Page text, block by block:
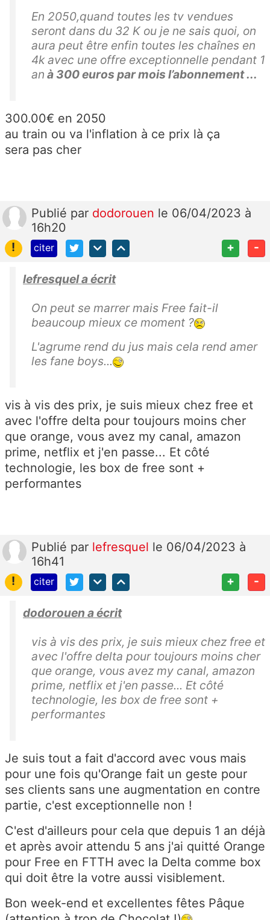
En 2050,quand toutes les tv vendues
seront dans du 32 K ou je ne sais quoi, on
aura peut être enfin toutes les chaînes en
4k avec une offre exceptionnelle pendant 1
an à 300 euros par mois l’abonnement ...
300.00€ en 2050
au train ou va l'inflation à ce prix là ça
sera pas cher
Publié par dodorouen le 06/04/2023 à
16h20
!
citer + -
lefresquel a écrit
On peut se marrer mais Free fait-il
beaucoup mieux ce moment ?
L'agrume rend du jus mais cela rend amer
les fane boys...
vis à vis des prix, je suis mieux chez free et
avec l'offre delta pour toujours moins cher
que orange, vous avez my canal, amazon
prime, netflix et j'en passe... Et côté
technologie, les box de free sont +
performantes
Publié par lefresquel le 06/04/2023 à
16h41
!
citer + -
dodorouen a écrit
vis à vis des prix, je suis mieux chez free et
avec l'offre delta pour toujours moins cher
que orange, vous avez my canal, amazon
prime, netflix et j'en passe... Et côté
technologie, les box de free sont +
performantes
Je suis tout a fait d'accord avec vous mais
pour une fois qu'Orange fait un geste pour
ses clients sans une augmentation en contre
partie, c'est exceptionnelle non !
C'est d'ailleurs pour cela que depuis 1 an déjà
et après avoir attendu 5 ans j'ai quitté Orange
pour Free en FTTH avec la Delta comme box
qui doit être la votre aussi visiblement.
Bon week-end et excellentes fêtes Pâque